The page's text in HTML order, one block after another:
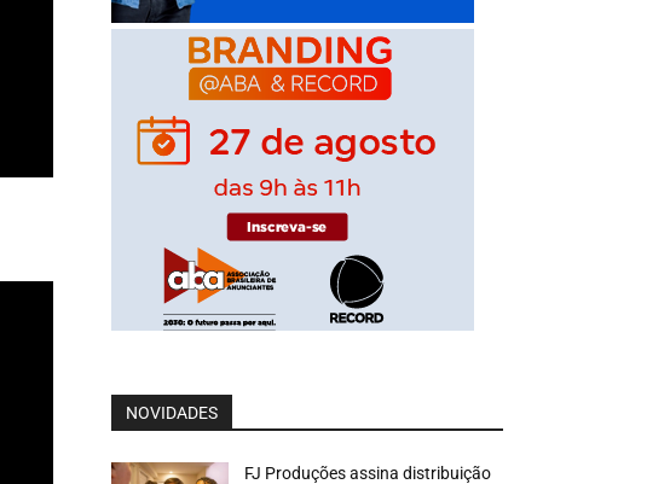
NOVIDADES
FJ Produções assina distribuição